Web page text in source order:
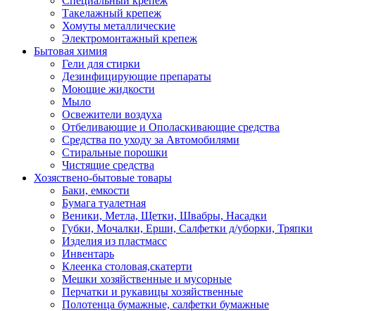
Такелажный крепеж
Хомуты металлические
Электромонтажный крепеж
Бытовая химия
Гели для стирки
Дезинфицирующие препараты
Моющие жидкости
Мыло
Освежители воздуха
Отбеливающие и Ополаскивающие средства
Средства по уходу за Автомобилями
Стиральные порошки
Чистящие средства
Хозяствено-бытовые товары
Баки, емкости
Бумага туалетная
Веники, Метла, Щетки, Швабры, Насадки
Губки, Мочалки, Ерши, Салфетки д/уборки, Тряпки
Изделия из пластмасс
Инвентарь
Клеенка столовая,скатерти
Мешки хозяйственные и мусорные
Перчатки и рукавицы хозяйственные
Полотенца бумажные, салфетки бумажные